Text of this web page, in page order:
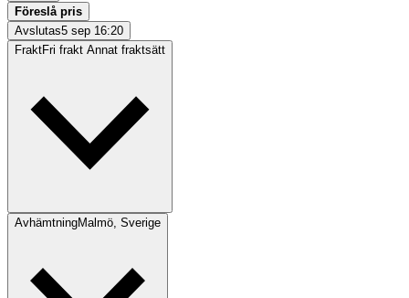
Föreslå pris
Avslutas5 sep 16:20
FraktFri frakt Annat fraktsätt
AvhämtningMalmö, Sverige